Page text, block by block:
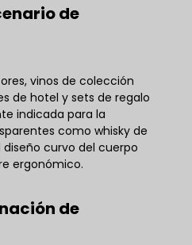
de
vinos de colección
de hotel y sets de regalo
indicada para la
como whisky de
curvo del cuerpo
ergonómico.
de